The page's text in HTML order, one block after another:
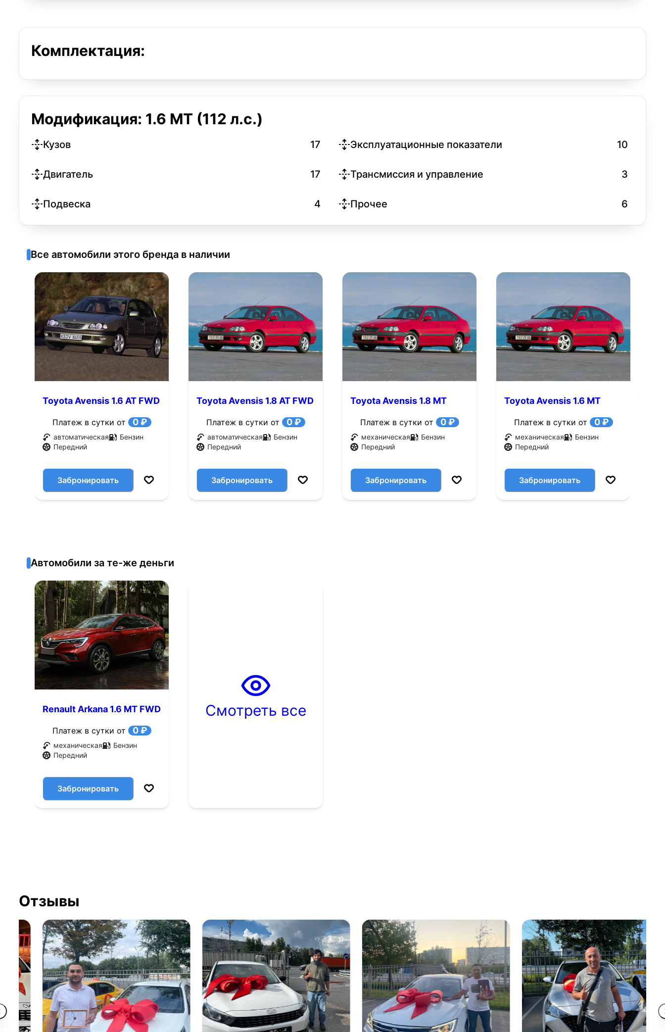
Комплектация:
Модификация: 1.6 MT (112 л.с.)
Кузов 17 Эксплуатационные показатели 10
Двигатель 17 Трансмиссия и управление 3
Подвеска 4 Прочее 6
Все автомобили этого бренда в наличии
Toyota Avensis 1.6 AT FWD
Платеж в сутки от 0 ₽
автоматическая
Бензин
Передний
Забронировать
Toyota Avensis 1.8 AT FWD
Платеж в сутки от 0 ₽
автоматическая
Бензин
Передний
Забронировать
Toyota Avensis 1.8 MT
Платеж в сутки от 0 ₽
механическая
Бензин
Передний
Забронировать
Toyota Avensis 1.6 MT
Платеж в сутки от 0 ₽
механическая
Бензин
Передний
Забронировать
Автомобили за те-же деньги
Renault Arkana 1.6 MT FWD
Платеж в сутки от 0 ₽
механическая
Бензин
Передний
Забронировать
Смотреть все
Отзывы